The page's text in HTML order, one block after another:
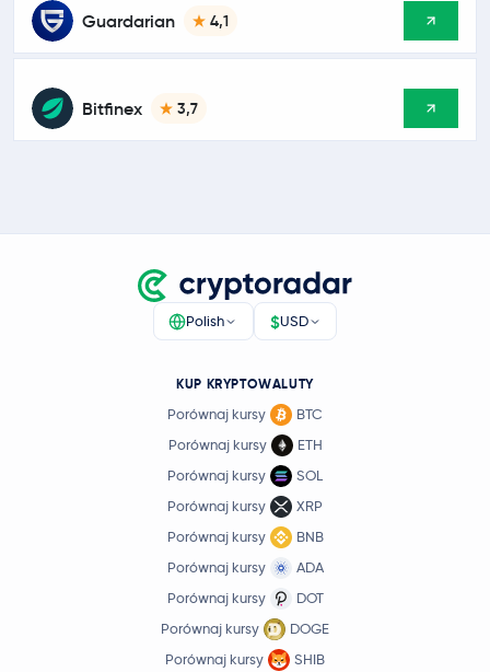
Guardarian 4,1
Bitfinex 3,7
Polish $USD
KUP KRYPTOWALUTY
Porównaj kursy
BTC
Porównaj kursy
ETH
Porównaj kursy
SOL
Porównaj kursy
XRP
Porównaj kursy
BNB
Porównaj kursy
ADA
Porównaj kursy
DOT
Porównaj kursy
DOGE
Porównaj kursy
SHIB